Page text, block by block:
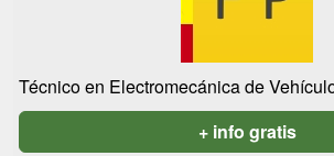
Técnico en Electromecánica de
+ info gratis